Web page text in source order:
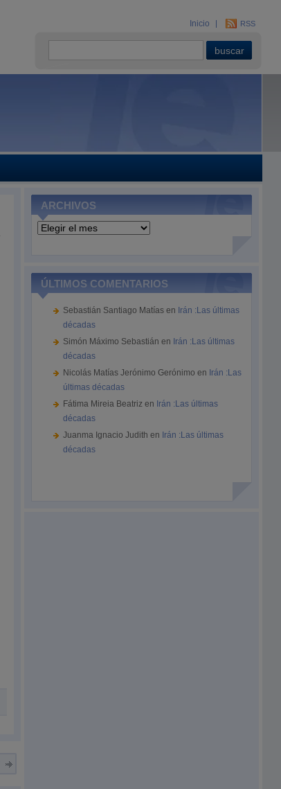
Inicio RSS
ARCHIVOS
Archivos
ÚLTIMOS COMENTARIOS
Sebastián Santiago Matías en Irán :Las últimas
décadas
Simón Máximo Sebastián en Irán :Las últimas
décadas
Nicolás Matías Jerónimo Gerónimo en Irán :Las
últimas décadas
Fátima Mireia Beatriz en Irán :Las últimas
décadas
Juanma Ignacio Judith en Irán :Las últimas
décadas